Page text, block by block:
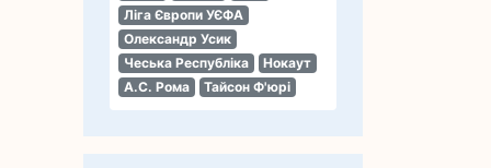
Ліга Європи УЄФА
Олександр Усик
Чеська Республіка
Нокаут
А.С. Рома
Тайсон Ф'юрі